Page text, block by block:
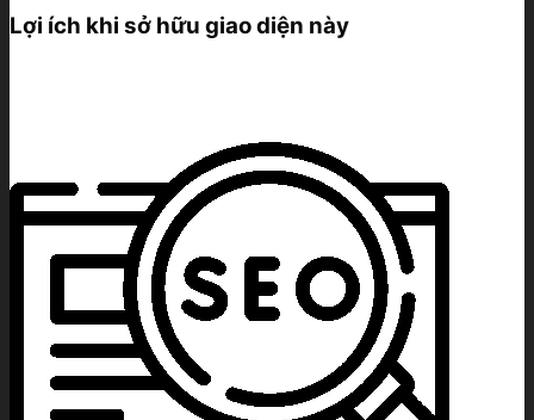
cao
1000Mb
Lợi ích khi sở hữu giao diện này